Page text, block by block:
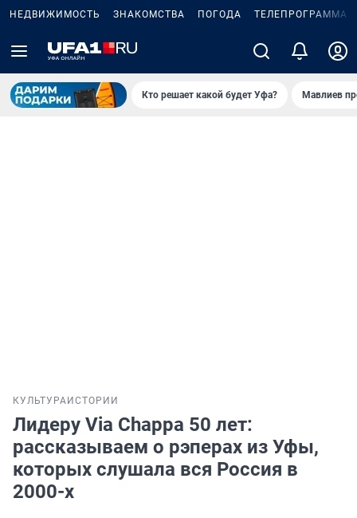
НЕДВИЖИМОСТЬ ЗНАКОМСТВА ПОГОДА ТЕЛЕПРОГРАММА
Кто решает какой будет Уфа? Мавлиев
КУЛЬТУРА ИСТОРИИ
Лидеру Via Chappa 50 лет:
рассказываем о рэперах из Уфы,
которых слушала вся Россия в
2000-х